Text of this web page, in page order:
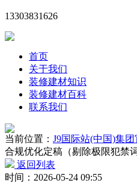
13303831626
首页
关于我们
装修建材知识
装修建材百科
联系我们
当前位置： J9国际站(中国)集团
合规优化定稿（剔除极限犯禁
返回列表
时间：2026-05-24 09:55